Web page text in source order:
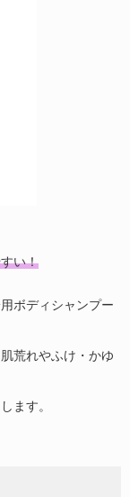
い！
ボディシャンプー
荒れやふけ・かゆ
ます。